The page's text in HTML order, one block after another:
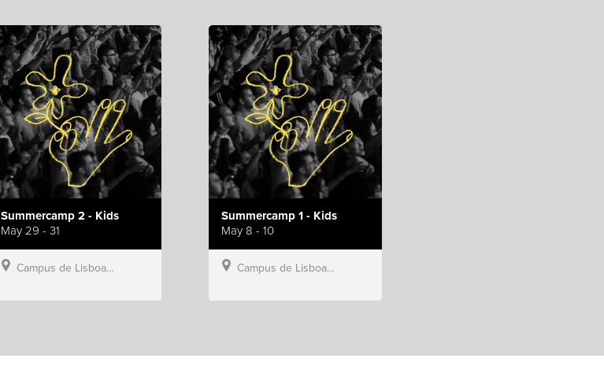
Summercamp 2 - Kids
May 29 - 31
Campus de Lisboa, Hillsong Portugal
Summercamp 1 - Kids
May 8 - 10
Campus de Lisboa, Hillsong Portugal